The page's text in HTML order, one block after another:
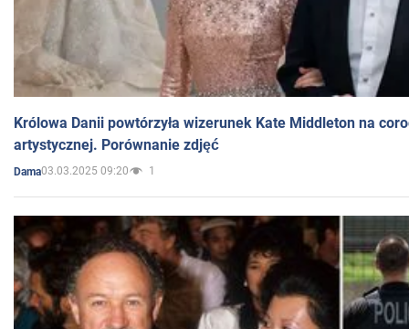
Królowa Danii powtórzyła wizerunek Kate Middleton na
artystycznej. Porównanie zdjęć
Dama03.03.2025 09:20 1